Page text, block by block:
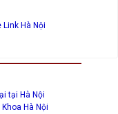
Hà Nội
tại Hà Nội
Hà Nội